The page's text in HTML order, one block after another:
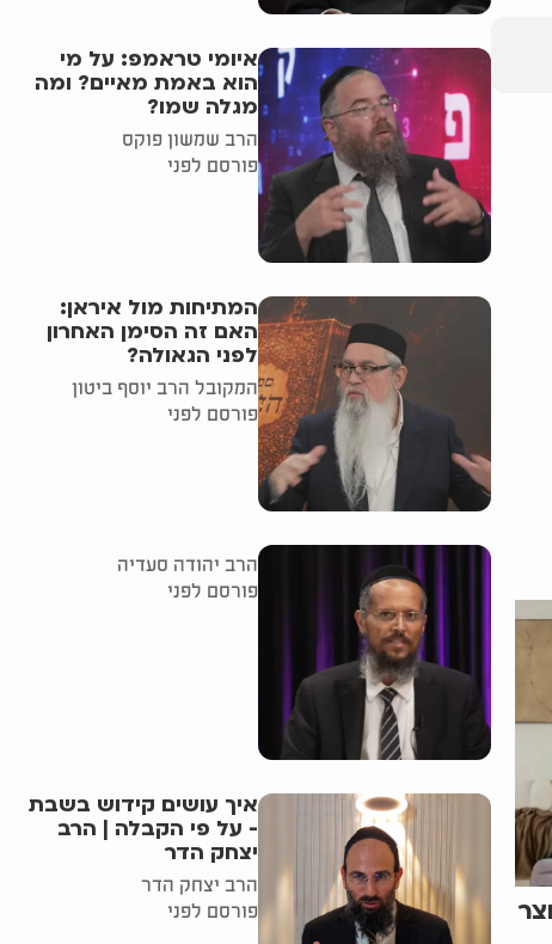
איומי טראמפ: על מי
הוא באמת מאיים? ומה
מגלה שמו?
הרב שמשון פוקס
פורסם לפני
המתיחות מול איראן:
האם זה הסימן האחרון
לפני הגאולה?
המקובל הרב יוסף ביטון
פורסם לפני
הרב יהודה סעדיה
פורסם לפני
איך עושים קידוש בשבת
- על פי הקבלה | הרב
יצחק הדר
הרב יצחק הדר
פורסם לפני